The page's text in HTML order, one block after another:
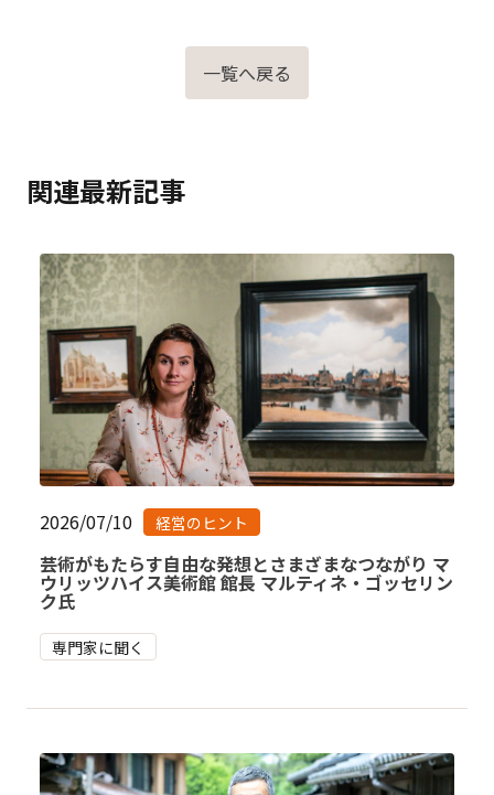
一覧へ戻る
関連最新記事
2026/07/10 経営のヒント
芸術がもたらす自由な発想とさまざまなつながり マ
ウリッツハイス美術館 館長 マルティネ・ゴッセリン
ク氏
専門家に聞く